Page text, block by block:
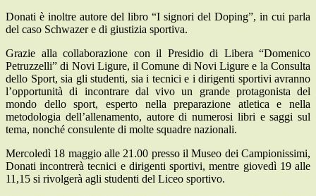
Donati è inoltre autore del libro “I signori del Doping”, in cui parla
del caso Schwazer e di giustizia sportiva.
Grazie alla collaborazione con il Presidio di Libera “Domenico
Petruzzelli” di Novi Ligure,il Comune di Novi Ligure e la Consulta
dello Sport, sia gli studenti, sia i tecnici e i dirigenti sportivi avranno
l’opportunità di incontrare dal vivo un grande protagonista del
mondo dello sport, esperto nella preparazione atletica e nella
metodologia dell’allenamento, autore di numerosi libri e saggi sul
tema, nonché consulente di molte squadre nazionali.
Mercoledì 18 maggio alle 21.00 presso il Museo dei Campionissimi,
Donati incontrerà tecnici e dirigenti sportivi, mentre giovedì 19 alle
11,15 si rivolgerà agli studenti del Liceo sportivo.